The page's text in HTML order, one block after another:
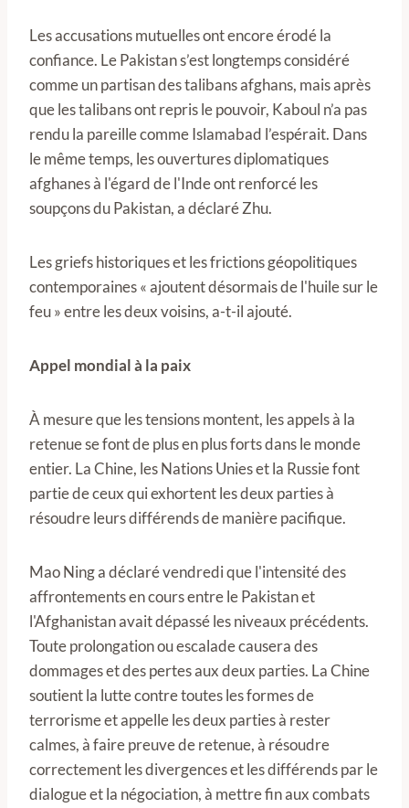
Les accusations mutuelles ont encore érodé la
confiance. Le Pakistan s’est longtemps considéré
comme un partisan des talibans afghans, mais après
que les talibans ont repris le pouvoir, Kaboul n’a pas
rendu la pareille comme Islamabad l’espérait. Dans
le même temps, les ouvertures diplomatiques
afghanes à l'égard de l'Inde ont renforcé les
soupçons du Pakistan, a déclaré Zhu.
Les griefs historiques et les frictions géopolitiques
contemporaines « ajoutent désormais de l'huile sur le
feu » entre les deux voisins, a-t-il ajouté.
Appel mondial à la paix
À mesure que les tensions montent, les appels à la
retenue se font de plus en plus forts dans le monde
entier. La Chine, les Nations Unies et la Russie font
partie de ceux qui exhortent les deux parties à
résoudre leurs différends de manière pacifique.
Mao Ning a déclaré vendredi que l'intensité des
affrontements en cours entre le Pakistan et
l'Afghanistan avait dépassé les niveaux précédents.
Toute prolongation ou escalade causera des
dommages et des pertes aux deux parties. La Chine
soutient la lutte contre toutes les formes de
terrorisme et appelle les deux parties à rester
calmes, à faire preuve de retenue, à résoudre
correctement les divergences et les différends par le
dialogue et la négociation, à mettre fin aux combats